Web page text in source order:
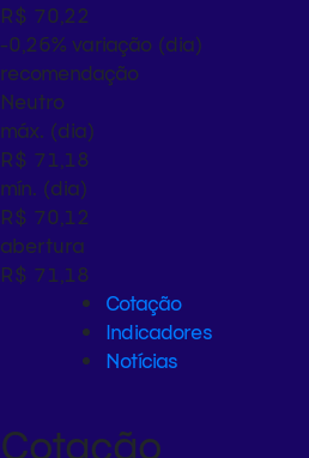
R$ 70,22
-0,26% variação (dia)
recomendação
Neutro
máx. (dia)
R$ 71,18
mín. (dia)
R$ 70,12
abertura
R$ 71,18
Cotação
Indicadores
Notícias
Cotação